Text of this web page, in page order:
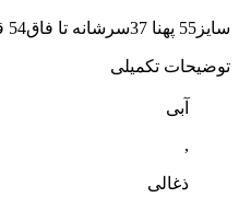
سایز55 پهنا 37سرشانه تا فاق54 قد کل78
توضیحات تکمیلی
آبی
,
ذغالی